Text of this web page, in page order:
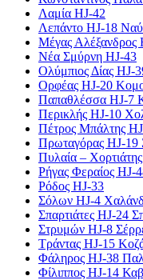
Λαμία HJ-42
Λεπάντο HJ-18
Μέγας Αλέξανδρος
Νέα Σμύρνη HJ-43
Ολύμπιος Δίας HJ-
Ορφέας HJ-20
Παπαθλέσσα HJ-7
Περικλής HJ-10
Πέτρος Μπάλτης
Πρωταγόρας HJ-19
Πυλαία –
Ρήγας Φεραίος HJ-
Ρόδος HJ-33
Σόλων HJ-4
Σπαρτιάτες HJ-24
Στρυμών HJ-8
Τράντας HJ-15
Φάληρος HJ-38
Φίλιππος HJ-14